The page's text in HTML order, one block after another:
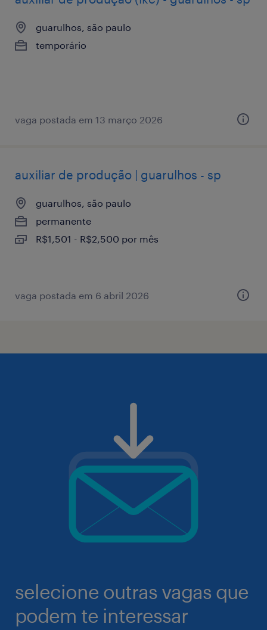
guarulhos, são paulo
temporário
vaga postada em 13 março 2026
auxiliar de produção | guarulhos - sp
guarulhos, são paulo
permanente
R$1,501 - R$2,500 por mês
vaga postada em 6 abril 2026
selecione outras vagas que
podem te interessar